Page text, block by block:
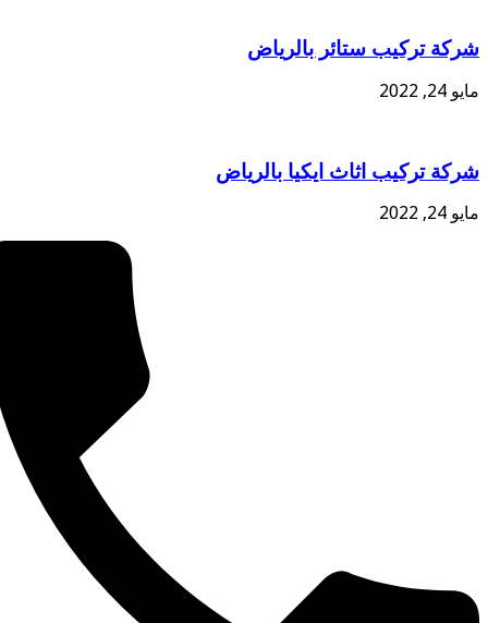
تركيب ستائر بالرياض
2022
تركيب اثاث ايكيا بالرياض
2022